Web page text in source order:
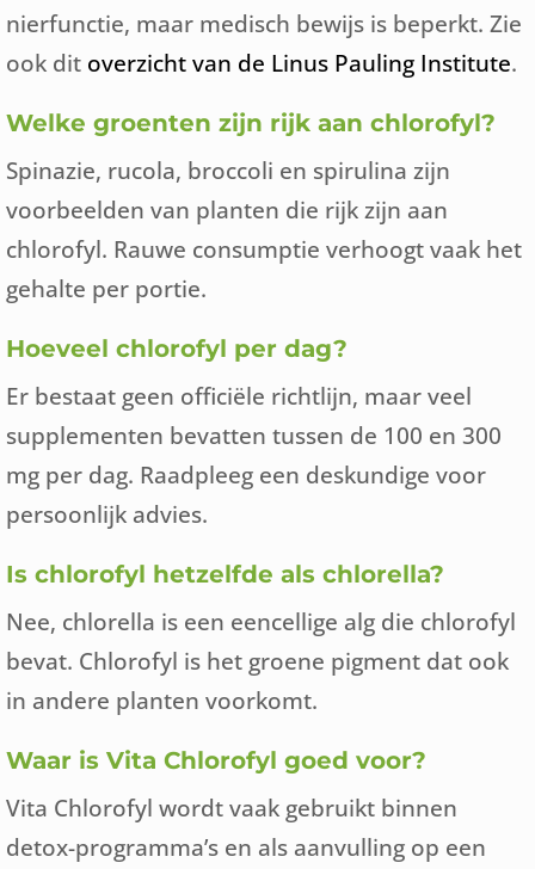
nierfunctie, maar medisch bewijs is beperkt. Zie
ook dit overzicht van de Linus Pauling Institute.
Welke groenten zijn rijk aan chlorofyl?
Spinazie, rucola, broccoli en spirulina zijn
voorbeelden van planten die rijk zijn aan
chlorofyl. Rauwe consumptie verhoogt vaak het
gehalte per portie.
Hoeveel chlorofyl per dag?
Er bestaat geen officiële richtlijn, maar veel
supplementen bevatten tussen de 100 en 300
mg per dag. Raadpleeg een deskundige voor
persoonlijk advies.
Is chlorofyl hetzelfde als chlorella?
Nee, chlorella is een eencellige alg die chlorofyl
bevat. Chlorofyl is het groene pigment dat ook
in andere planten voorkomt.
Waar is Vita Chlorofyl goed voor?
Vita Chlorofyl wordt vaak gebruikt binnen
detox-programma’s en als aanvulling op een